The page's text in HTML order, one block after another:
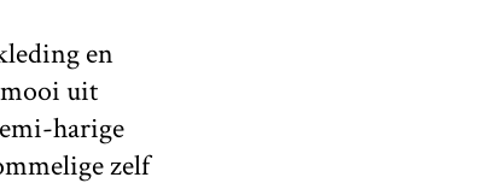
en
uit
harige
zelf